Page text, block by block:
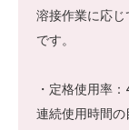
溶接作業に応
です。
・定格使用率：
連続使用時間